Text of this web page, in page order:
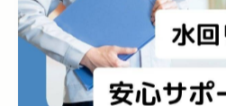
これらは生活環境の変化や季節
るため、複数のサインが重な
性が高まります。判断に迷う場